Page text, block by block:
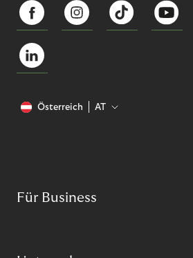
Österreich AT
Für Business